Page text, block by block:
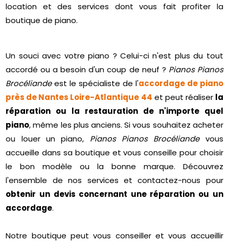
location et des services dont vous fait profiter la
boutique de piano.
Un souci avec votre piano ? Celui-ci n'est plus du tout
accordé ou a besoin d'un coup de neuf ? Pianos Pianos
Brocéliandeest le spécialiste de l'accordage de piano
près de Nantes Loire-Atlantique 44 et peut réaliser la
réparation ou la restauration de n'importe quel
piano, même les plus anciens. Si vous souhaitez acheter
ou louer un piano, Pianos Pianos Brocéliandevous
accueille dans sa boutique et vous conseille pour choisir
le bon modèle ou la bonne marque. Découvrez
l'ensemble de nos services et contactez-nous pour
obtenir un devis concernant une réparation ou un
accordage.
Notre boutique peut vous conseiller et vous accueillir